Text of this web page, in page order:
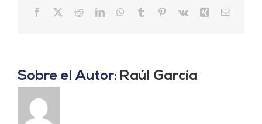
Facebook RedditLinkedInWhatsApp
Tumblr Pinterest
Vk Xing Correo
Sobre el Autor: Raúl García